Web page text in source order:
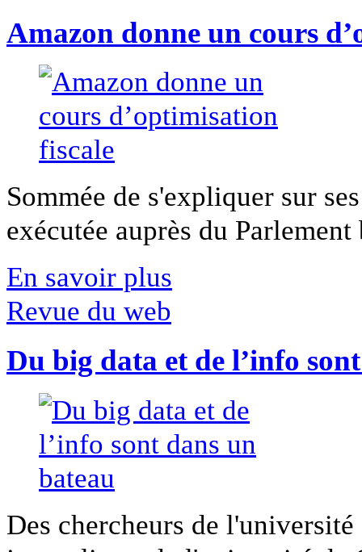
Amazon donne un cours
Sommée de s'expliquer sur
exécutée auprès du
En savoir plus
Revue du web
Du big data et de l’info
Des chercheurs de